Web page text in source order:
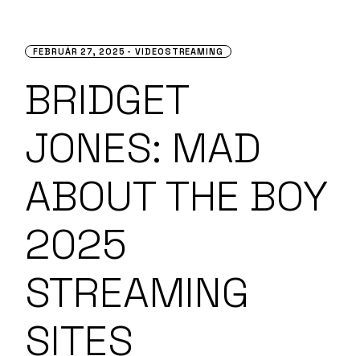
FEBRUÁR 27, 2025 VIDEOSTREAMING
BRIDGET
JONES: MAD
ABOUT THE BOY
2025
STREAMING
SITES